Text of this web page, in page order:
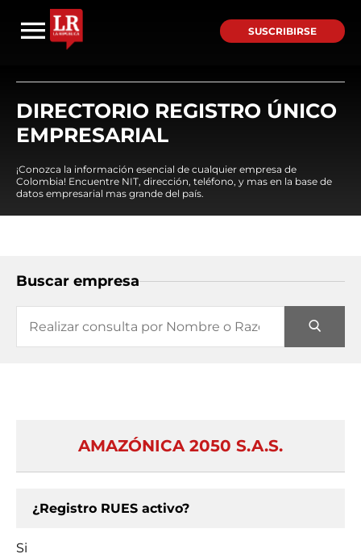
SUSCRIBIRSE
DIRECTORIO REGISTRO ÚNICO
EMPRESARIAL
¡Conozca la información esencial de cualquier empresa de
Colombia! Encuentre NIT, dirección, teléfono, y mas en la base de
datos empresarial mas grande del país.
Buscar empresa
AMAZÓNICA 2050 S.A.S.
¿Registro RUES activo?
Si